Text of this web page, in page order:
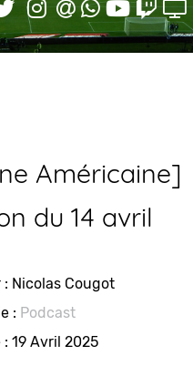
Américaine]
du 14 avril
: Nicolas Cougot
: Podcast
: 19 Avril 2025